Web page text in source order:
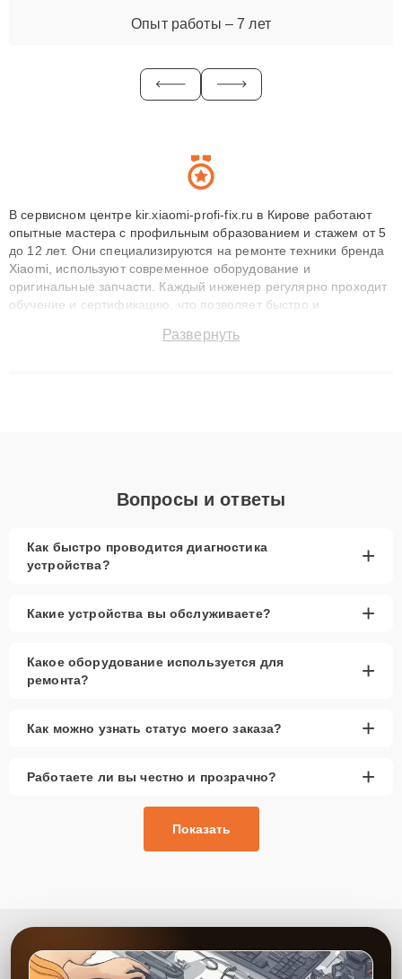
Опыт работы – 7 лет
В сервисном центре kir.xiaomi-profi-fix.ru в Кирове работают
опытные мастера с профильным образованием и стажем от 5
до 12 лет. Они специализируются на ремонте техники бренда
Xiaomi, используют современное оборудование и
оригинальные запчасти. Каждый инженер регулярно проходит
обучение и сертификацию, что позволяет быстро и
сохранением гарантии до 3 лет. Наши мастера решают
Развернуть
Вопросы и ответы
Как быстро проводится диагностика
устройства?
+
Какие устройства вы обслуживаете? +
Какое оборудование используется для
ремонта?
+
Как можно узнать статус моего заказа? +
Работаете ли вы честно и прозрачно? +
Показать